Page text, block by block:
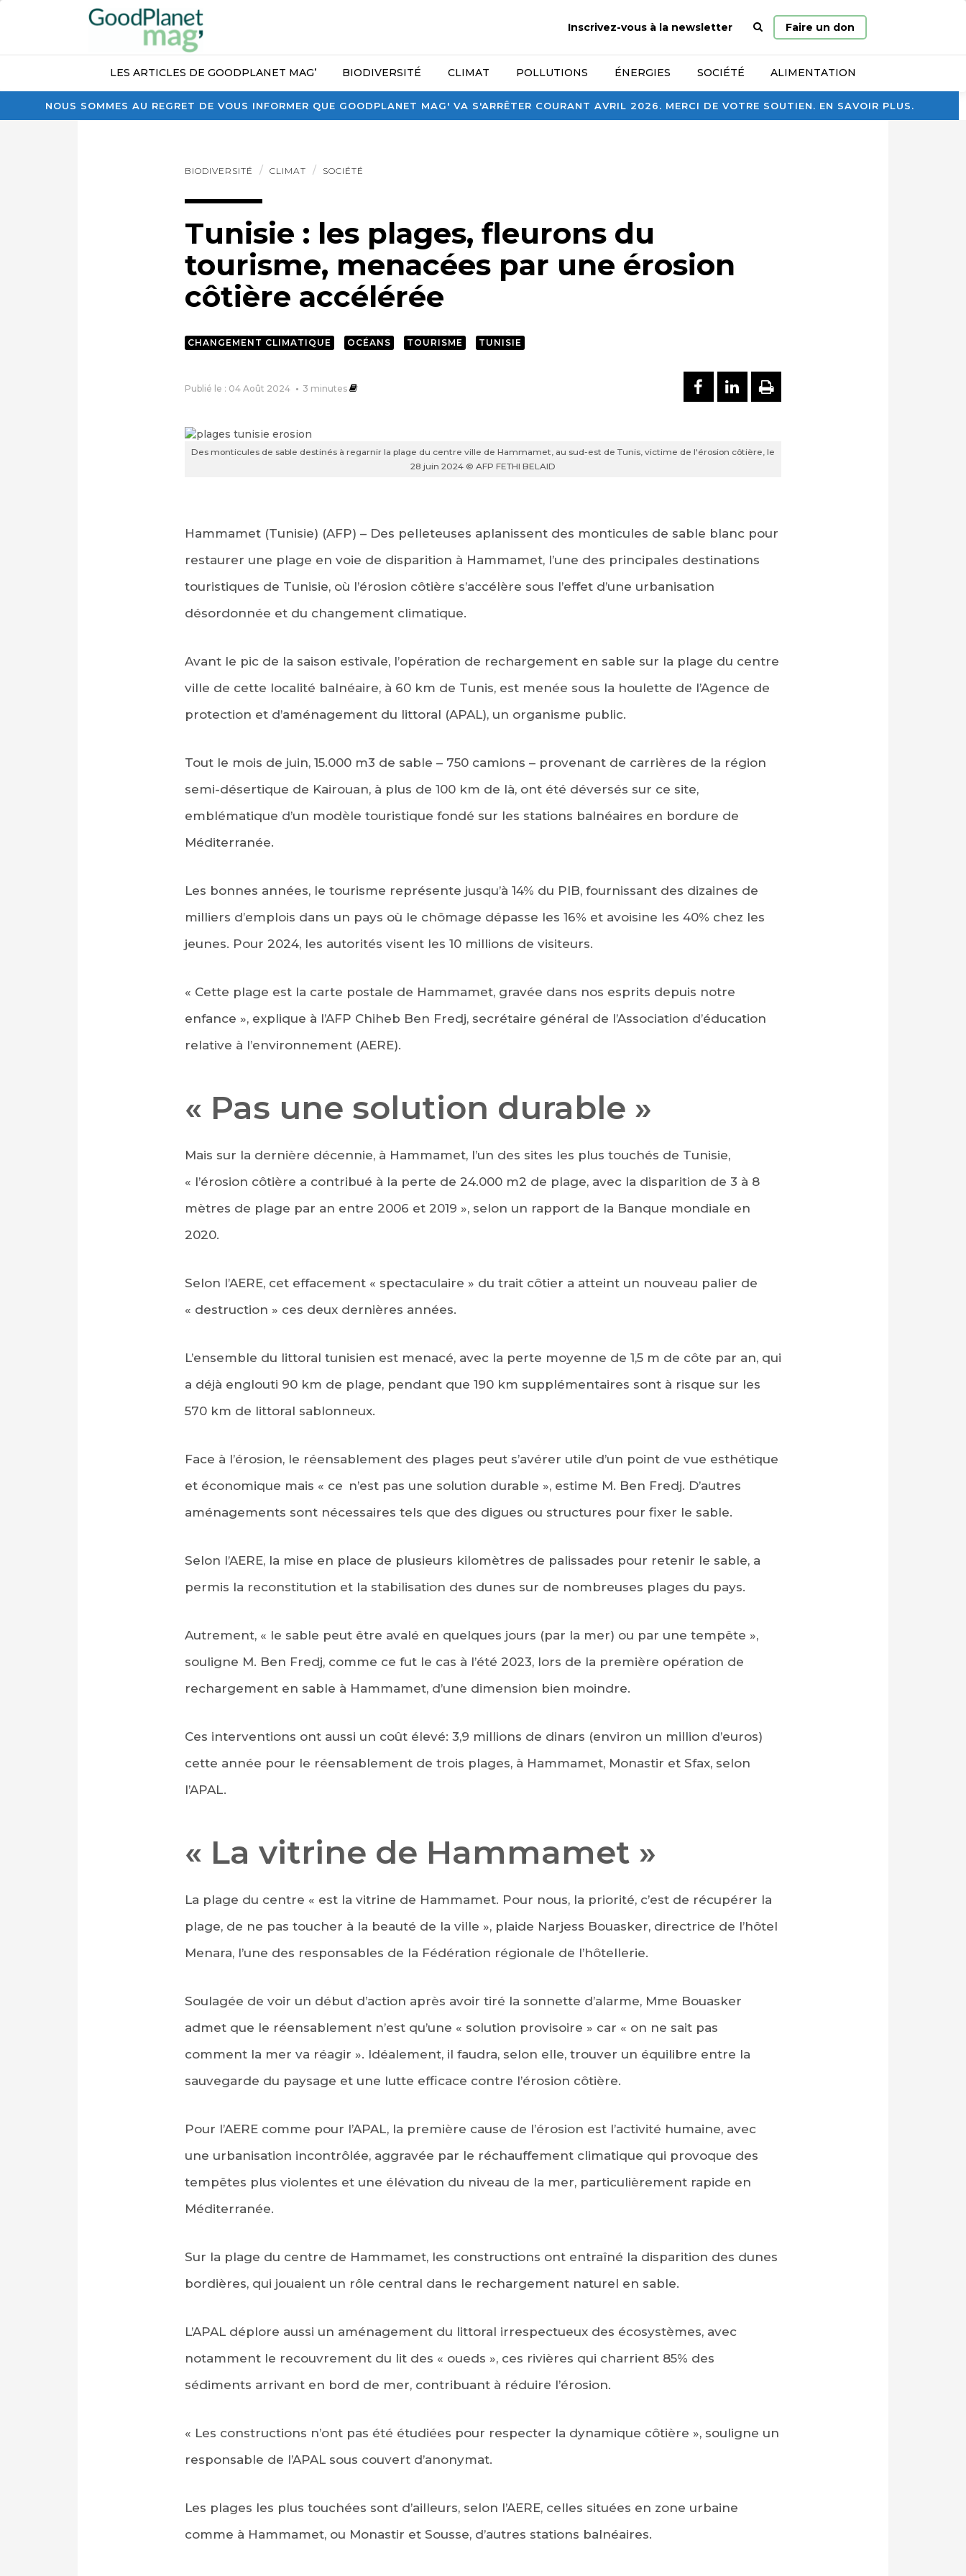
NOUS SOMMES AU REGRET DE VOUS INFORMER QUE GOODPLANET MAG' VA S'ARRÊTER COURANT AVRIL 2026. MERCI DE VOTRE SOUTIEN. EN SAVOIR PLUS.
Inscrivez-vous à la newsletter
Page
d’accueil
Faire un don
LES ARTICLES DE GOODPLANET MAG’ BIODIVERSITÉ CLIMAT POLLUTIONS ÉNERGIES SOCIÉTÉ ALIMENTATION
BIODIVERSITÉ CLIMAT SOCIÉTÉ
Tunisie : les plages, fleurons du
tourisme, menacées par une érosion
côtière accélérée
CHANGEMENT CLIMATIQUE OCÉANS TOURISME TUNISIE
Publié le : 04 Août 2024 3 minutes PARTAGER SUR FACEBOOK
PARTAGER SUR
IMPRIMER
Des monticules de sable destinés à regarnir la plage du centre ville de Hammamet, au sud-est de Tunis, victime de l'érosion côtière, le
28 juin 2024 © AFP FETHI BELAID
Hammamet (Tunisie) (AFP) – Des pelleteuses aplanissent des monticules de sable blanc pour
restaurer une plage en voie de disparition à Hammamet, l’une des principales destinations
touristiques de Tunisie, où l’érosion côtière s’accélère sous l’effet d’une urbanisation
désordonnée et du changement climatique.
Avant le pic de la saison estivale, l’opération de rechargement en sable sur la plage du centre
ville de cette localité balnéaire, à 60 km de Tunis, est menée sous la houlette de l’Agence de
protection et d’aménagement du littoral (APAL), un organisme public.
Tout le mois de juin, 15.000 m3 de sable – 750 camions – provenant de carrières de la région
semi-désertique de Kairouan, à plus de 100 km de là, ont été déversés sur ce site,
emblématique d’un modèle touristique fondé sur les stations balnéaires en bordure de
Méditerranée.
Les bonnes années, le tourisme représente jusqu’à 14% du PIB, fournissant des dizaines de
milliers d’emplois dans un pays où le chômage dépasse les 16% et avoisine les 40% chez les
jeunes. Pour 2024, les autorités visent les 10 millions de visiteurs.
« Cette plage est la carte postale de Hammamet, gravée dans nos esprits depuis notre
enfance », explique à l’AFP Chiheb Ben Fredj, secrétaire général de l’Association d’éducation
relative à l’environnement (AERE).
« Pas une solution durable »
Mais sur la dernière décennie, à Hammamet, l’un des sites les plus touchés de Tunisie,
« l’érosion côtière a contribué à la perte de 24.000 m2 de plage, avec la disparition de 3 à 8
mètres de plage par an entre 2006 et 2019 », selon un rapport de la Banque mondiale en
2020.
Selon l’AERE, cet effacement « spectaculaire » du trait côtier a atteint un nouveau palier de
« destruction » ces deux dernières années.
L’ensemble du littoral tunisien est menacé, avec la perte moyenne de 1,5 m de côte par an, qui
a déjà englouti 90 km de plage, pendant que 190 km supplémentaires sont à risque sur les
570 km de littoral sablonneux.
Face à l’érosion, le réensablement des plages peut s’avérer utile d’un point de vue esthétique
et économique mais « ce n’est pas une solution durable », estime M. Ben Fredj. D’autres
aménagements sont nécessaires tels que des digues ou structures pour fixer le sable.
Selon l’AERE, la mise en place de plusieurs kilomètres de palissades pour retenir le sable, a
permis la reconstitution et la stabilisation des dunes sur de nombreuses plages du pays.
Autrement, « le sable peut être avalé en quelques jours (par la mer) ou par une tempête »,
souligne M. Ben Fredj, comme ce fut le cas à l’été 2023, lors de la première opération de
rechargement en sable à Hammamet, d’une dimension bien moindre.
Ces interventions ont aussi un coût élevé: 3,9 millions de dinars (environ un million d’euros)
cette année pour le réensablement de trois plages, à Hammamet, Monastir et Sfax, selon
l’APAL.
« La vitrine de Hammamet »
La plage du centre « est la vitrine de Hammamet. Pour nous, la priorité, c’est de récupérer la
plage, de ne pas toucher à la beauté de la ville », plaide Narjess Bouasker, directrice de l’hôtel
Menara, l’une des responsables de la Fédération régionale de l’hôtellerie.
Soulagée de voir un début d’action après avoir tiré la sonnette d’alarme, Mme Bouasker
admet que le réensablement n’est qu’une « solution provisoire » car « on ne sait pas
comment la mer va réagir ». Idéalement, il faudra, selon elle, trouver un équilibre entre la
sauvegarde du paysage et une lutte efficace contre l’érosion côtière.
Pour l’AERE comme pour l’APAL, la première cause de l’érosion est l’activité humaine, avec
une urbanisation incontrôlée, aggravée par le réchauffement climatique qui provoque des
tempêtes plus violentes et une élévation du niveau de la mer, particulièrement rapide en
Méditerranée.
Sur la plage du centre de Hammamet, les constructions ont entraîné la disparition des dunes
bordières, qui jouaient un rôle central dans le rechargement naturel en sable.
L’APAL déplore aussi un aménagement du littoral irrespectueux des écosystèmes, avec
notamment le recouvrement du lit des « oueds », ces rivières qui charrient 85% des
sédiments arrivant en bord de mer, contribuant à réduire l’érosion.
« Les constructions n’ont pas été étudiées pour respecter la dynamique côtière », souligne un
responsable de l’APAL sous couvert d’anonymat.
Les plages les plus touchées sont d’ailleurs, selon l’AERE, celles situées en zone urbaine
comme à Hammamet, ou Monastir et Sousse, d’autres stations balnéaires.